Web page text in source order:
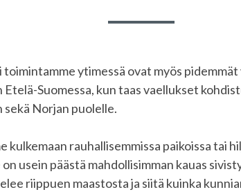
toimintamme ytimessä ovat myös
Suomessa, kun taas vaellukset
sekä Norjan puolelle.
kulkemaan rauhallisemmissa paikoissa tai
usein päästä mahdollisimman kauas
riippuen maastosta ja siitä kuinka